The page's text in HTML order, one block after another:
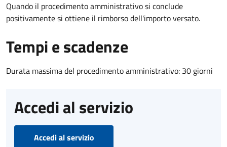
Quando il procedimento amministrativo si conclude
positivamente si ottiene il rimborso dell'importo versato.
Tempi e scadenze
Durata massima del procedimento amministrativo: 30 giorni
Accedi al servizio
Accedi al servizio